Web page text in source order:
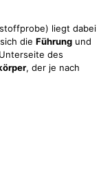
liegt dabei
die Führung und
des
, der je nach